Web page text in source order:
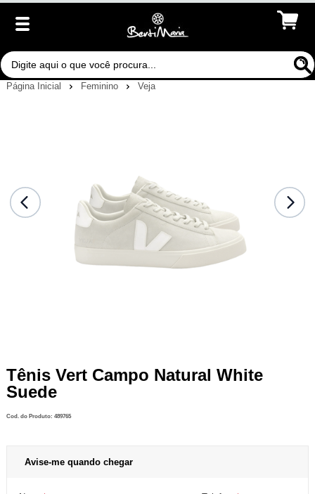
Página Inicial Feminino Veja
Tênis Vert Campo Natural White
Suede
Cod. do Produto: 489765
Avise-me quando chegar